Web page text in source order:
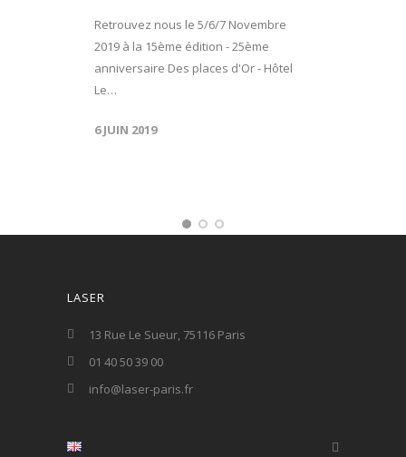
Retrouvez nous le 5/6/7 Novembre
2019 à la 15ème édition - 25ème
anniversaire Des places d'Or - Hôtel
Le…
6 JUIN 2019
LASER
13 Rue Le Sueur, 75116 Paris
01 40 50 39 00
info@laser-paris.fr